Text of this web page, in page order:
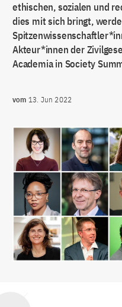
ethischen, sozialen und
dies mit sich bringt,
Akteur*innen der
Academia in Society
vom 13. Jun 2022